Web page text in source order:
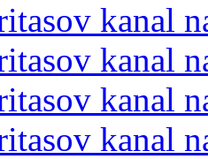
kanal
kanal
kanal
kanal